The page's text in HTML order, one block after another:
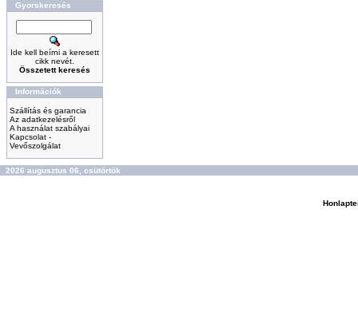
Gyorskeresés
Ide kell beírni a keresett
cikk nevét.
Összetett keresés
Információk
Szállítás és garancia
Az adatkezelésről
A használat szabályai
Kapcsolat -
Vevőszolgálat
2026 augusztus 06, csütörtök